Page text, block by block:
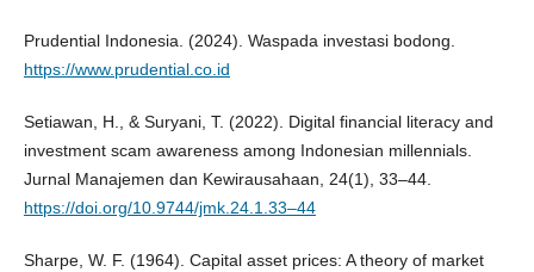
Prudential Indonesia. (2024). Waspada investasi bodong.
https://www.prudential.co.id
Setiawan, H., & Suryani, T. (2022). Digital financial literacy and
investment scam awareness among Indonesian millennials.
Jurnal Manajemen dan Kewirausahaan, 24(1), 33–44.
https://doi.org/10.9744/jmk.24.1.33–44
Sharpe, W. F. (1964). Capital asset prices: A theory of market